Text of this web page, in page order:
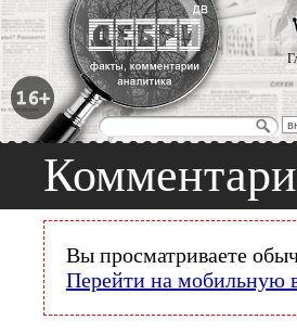
Вы просматриваете
Перейти на мобильную